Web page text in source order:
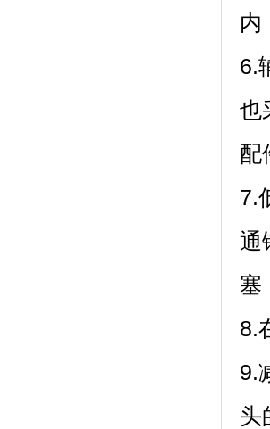
内
6.
也
配
7.
通
塞
8.
9.
头